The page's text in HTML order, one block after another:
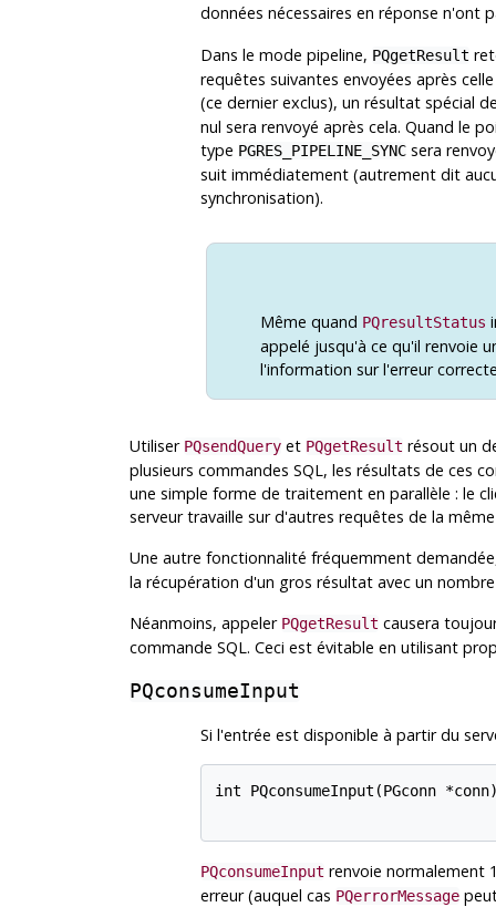
données nécessaires en réponse n'ont
Dans le mode pipeline, PQgetResult
requêtes suivantes envoyées après
(ce dernier exclus), un résultat spécial
nul sera renvoyé après cela. Quand le
type PGRES_PIPELINE_SYNCsera
suit immédiatement (autrement dit
synchronisation).
Même quand PQresultStatus
appelé jusqu'à ce qu'il renvoie
l'information sur l'erreur
Utiliser PQsendQueryet PQgetResult résout un
plusieurs commandes SQL, les résultats de ces
une simple forme de traitement en parallèle : le
serveur travaille sur d'autres requêtes de la
Une autre fonctionnalité fréquemment
la récupération d'un gros résultat avec un
Néanmoins, appeler PQgetResult causera
commande SQL. Ceci est évitable en utilisant
PQconsumeInput
Si l'entrée est disponible à partir du
int PQconsumeInput(PGconn
PQconsumeInput renvoie normalement
erreur (auquel cas PQerrorMessage